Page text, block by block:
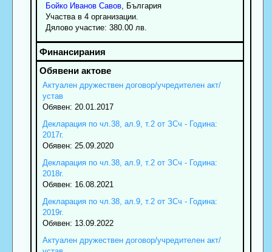
Бойко Иванов Савов, България
Участва в 4 организации.
Дялово участие: 380.00 лв.
Актуален дружествен договор/учредителен акт/
устав
Обявен: 20.01.2017
Декларация по чл.38, ал.9, т.2 от ЗСч - Година:
2017г.
Обявен: 25.09.2020
Декларация по чл.38, ал.9, т.2 от ЗСч - Година:
2018г.
Обявен: 16.08.2021
Декларация по чл.38, ал.9, т.2 от ЗСч - Година:
2019г.
Обявен: 13.09.2022
Актуален дружествен договор/учредителен акт/